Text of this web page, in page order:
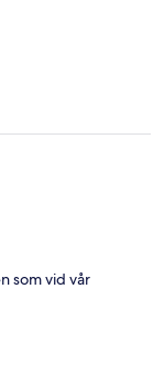
som vid vår